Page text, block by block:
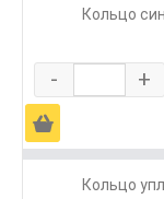
Кольцо
- +
Ä
Кольцо